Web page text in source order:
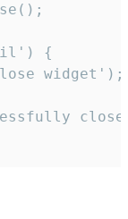
{
widget');